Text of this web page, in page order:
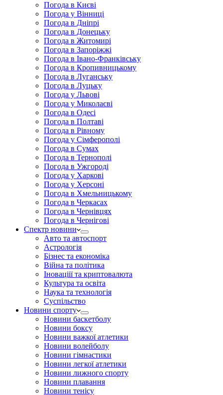
Погода в Києві
Погода у Вінниці
Погода в Дніпрі
Погода в Донецьку
Погода в Житомирі
Погода в Запоріжжі
Погода в Івано-Франківську
Погода в Кропивницькому
Погода в Луганську
Погода в Луцьку
Погода у Львові
Погода у Миколаєві
Погода в Одесі
Погода в Полтаві
Погода в Рівному
Погода у Сімферополі
Погода в Сумах
Погода в Тернополі
Погода в Ужгороді
Погода у Харкові
Погода у Херсоні
Погода в Хмельницькому
Погода в Черкасах
Погода в Чернівцях
Погода в Чернігові
Спектр новини
Авто та автоспорт
Астрологія
Бізнес та економіка
Війна та політика
Іноваціії та криптовалюта
Культура та освіта
Наука та технологія
Суспільство
Новини спорту
Новини баскетболу
Новини боксу
Новини важкої атлетики
Новини волейболу
Новини гімнастики
Новини легкої атлетики
Новини лижного спорту
Новини плавання
Новини тенісу